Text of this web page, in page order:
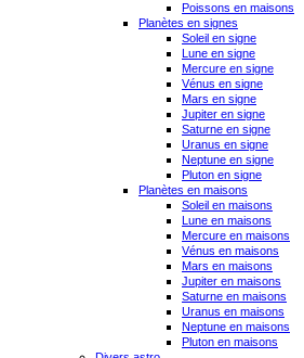
Poissons en maisons
Planètes en signes
Soleil en signe
Lune en signe
Mercure en signe
Vénus en signe
Mars en signe
Jupiter en signe
Saturne en signe
Uranus en signe
Neptune en signe
Pluton en signe
Planètes en maisons
Soleil en maisons
Lune en maisons
Mercure en maisons
Vénus en maisons
Mars en maisons
Jupiter en maisons
Saturne en maisons
Uranus en maisons
Neptune en maisons
Pluton en maisons